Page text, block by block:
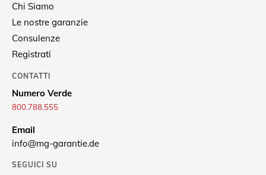
Chi Siamo
Le nostre garanzie
Consulenze
Registrati
CONTATTI
Numero Verde
800.788.555
Email
info@mg-garantie.de
SEGUICI SU